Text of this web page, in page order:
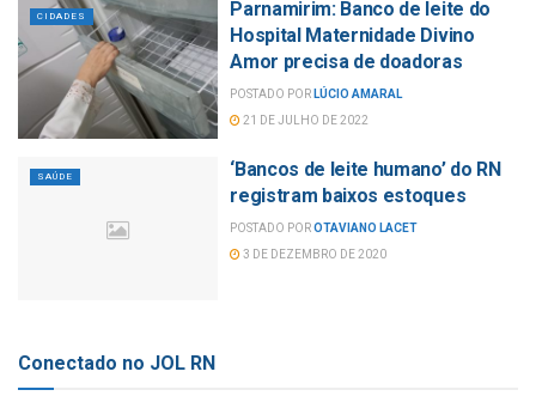
CIDADES
Parnamirim: Banco de leite do
Hospital Maternidade Divino
Amor precisa de doadoras
POSTADO POR LÚCIO AMARAL
21 DE JULHO DE 2022
SAÚDE
‘Bancos de leite humano’ do RN
registram baixos estoques
POSTADO POROTAVIANO LACET
3 DE DEZEMBRO DE 2020
Conectado no JOL RN